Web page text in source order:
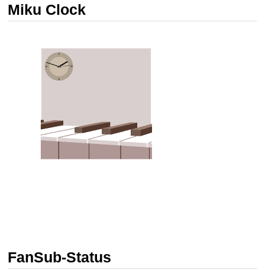
Miku Clock
FanSub-Status